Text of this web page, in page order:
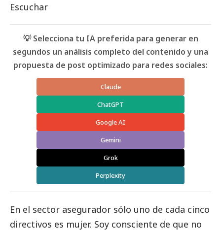
Escuchar
💡 Selecciona tu IA preferida para generar en
segundos un análisis completo del contenido y una
propuesta de post optimizado para redes sociales:
Claude
ChatGPT
Google AI
Gemini
Grok
Perplexity
En el sector asegurador sólo uno de cada cinco
directivos es mujer. Soy consciente de que no